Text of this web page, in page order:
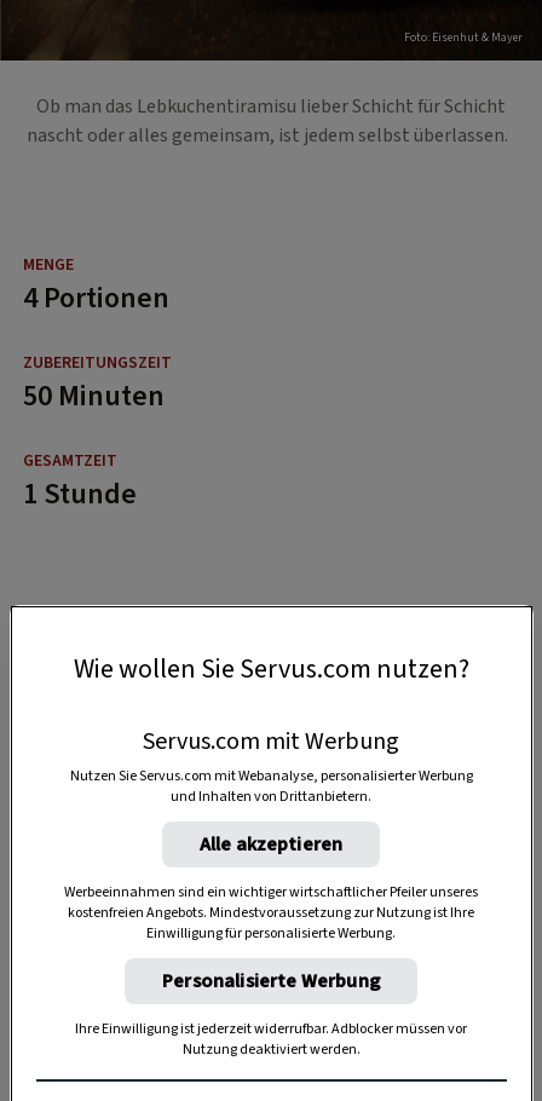
Foto: Eisenhut & Mayer
Ob man das Lebkuchentiramisu lieber Schicht für Schicht
nascht oder alles gemeinsam, ist jedem selbst überlassen.
4 Portionen
50 Minuten
1 Stunde
Anzeige
Wie wollen Sie Servus.com nutzen?
Servus.com mit Werbung
Nutzen Sie Servus.com mit Webanalyse, personalisierter Werbung
und Inhalten von Drittanbietern.
Alle akzeptieren
Werbeeinnahmen sind ein wichtiger wirtschaftlicher Pfeiler unseres
kostenfreien Angebots. Mindestvoraussetzung zur Nutzung ist Ihre
Einwilligung für personalisierte Werbung.
Personalisierte Werbung
Ihre Einwilligung ist jederzeit widerrufbar. Adblocker müssen vor
Nutzung deaktiviert werden.